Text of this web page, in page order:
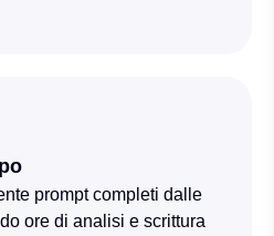
prompt completi dalle
ore di analisi e scrittura